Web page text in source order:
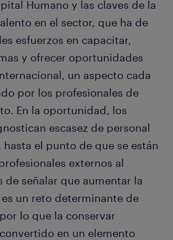
Humano y las claves de la
en el sector, que ha de
esfuerzos en capacitar,
y ofrecer oportunidades
un aspecto cada
por los profesionales de
En la oportunidad, los
escasez de personal
el punto de que se están
externos al
de señalar que aumentar la
un reto determinante de
lo que la conservar
en un elemento